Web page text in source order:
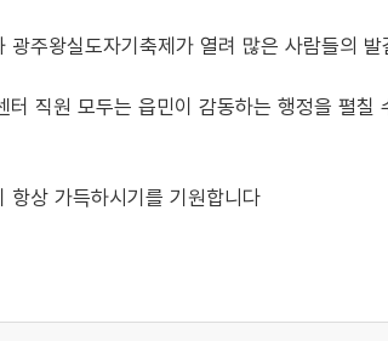
주왕실도자기축제가 열려 많은 사람들의
직원 모두는 읍민이 감동하는 행정을 펼
항상 가득하시기를 기원합니다